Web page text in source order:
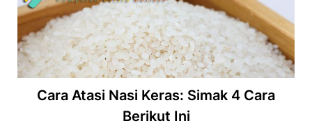
Cara Atasi Nasi Keras: Simak 4 Cara
Berikut Ini